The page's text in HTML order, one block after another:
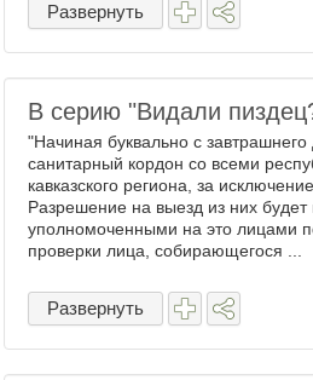
Развернуть
В серию "Видали
"Начиная буквально с завтрашнего
санитарный кордон со всеми
кавказского региона, за
Разрешение на выезд из них
уполномоченными на это лицами
проверки лица, собирающегося ...
Развернуть